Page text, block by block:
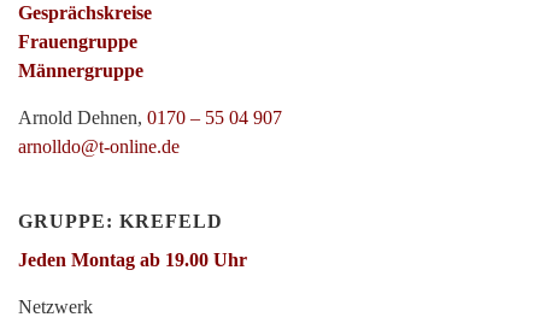
Gesprächskreise
Frauengruppe
Männergruppe
Arnold Dehnen, 0170 – 55 04 907
arnolldo@t-online.de
GRUPPE: KREFELD
Jeden Montag ab 19.00 Uhr
Netzwerk